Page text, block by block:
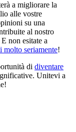
a migliorare la
alle vostre
su una
al nostro
non esitate a
molto seriamente!
di diventare
Unitevi a